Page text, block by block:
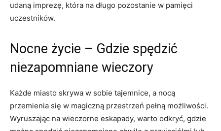
udaną imprezę, która na długo pozostanie w pamięci
uczestników.
Nocne życie – Gdzie spędzić
niezapomniane wieczory
Każde miasto skrywa w sobie tajemnice, a nocą
przemienia się w magiczną przestrzeń pełną możliwości.
Wyruszając na wieczorne eskapady, warto odkryć, gdzie